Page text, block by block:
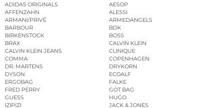
ADIDAS ORIGINALS
AESOP
AFFENZAHN
ALESSI
ARMANI/PRIVÉ
ARMEDANGELS
BARBOUR
BDK
BIRKENSTOCK
BOSS
BRAX
CALVIN KLEIN
CALVIN KLEIN JEANS
CLINIQUE
COMMA
COPENHAGEN
DR. MARTENS
DRYKORN
DYSON
ECOALF
ERGOBAG
FALKE
FRED PERRY
GOT BAG
GUESS
HUGO
IZIPIZI
JACK & JONES